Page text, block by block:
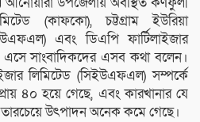
(কাফকো), চট্টগ্রাম ইউরিয়া
এবং ডিএপি ফার্টিলাইজার
এসে সাংবাদিকদের এসব কথা বলেন।
লিমিটেড (সিইউএফএল) সম্পর্কে
৪০ হয়ে গেছে, এবং কারখানার যে
উৎপাদন অনেক কমে গেছে।